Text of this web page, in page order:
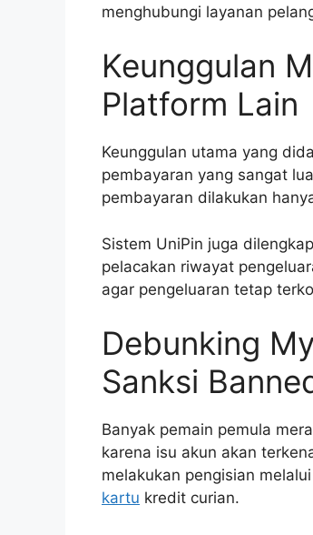
menghubungi layanan
Keunggulan
Platform Lain
Keunggulan utama yang
pembayaran yang sangat
pembayaran dilakukan
Sistem UniPin juga
pelacakan riwayat
agar pengeluaran tetap
Debunking
Sanksi
Banyak pemain pemula
karena isu akun akan
melakukan pengisian
kartu kredit curian.